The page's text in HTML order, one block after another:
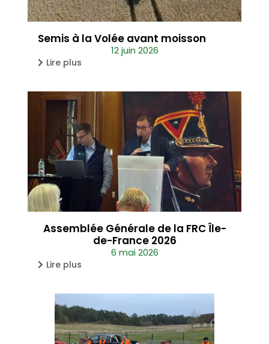
Semis à la Volée avant moisson
12 juin 2026
Lire plus
Assemblée Générale de la FRC Île-
de-France 2026
6 mai 2026
Lire plus